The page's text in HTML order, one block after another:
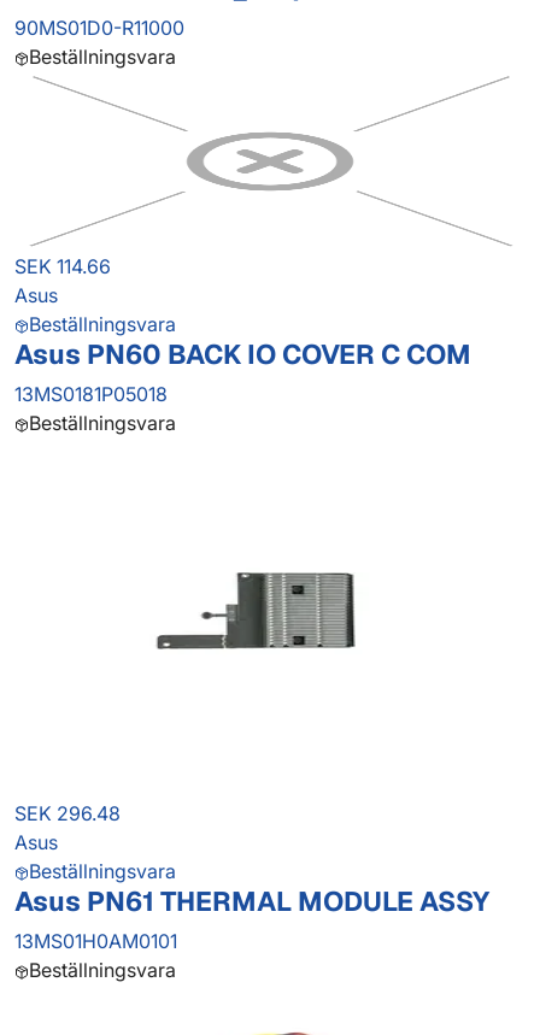
90MS01D0-R11000
Beställningsvara
SEK 114.66
Asus
Beställningsvara
Asus PN60 BACK IO COVER C COM
13MS0181P05018
Beställningsvara
SEK 296.48
Asus
Beställningsvara
Asus PN61 THERMAL MODULE ASSY
13MS01H0AM0101
Beställningsvara